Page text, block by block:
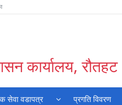
कार्यालय, रौतहट
सेवा वडापत्र प्रगति विवरण